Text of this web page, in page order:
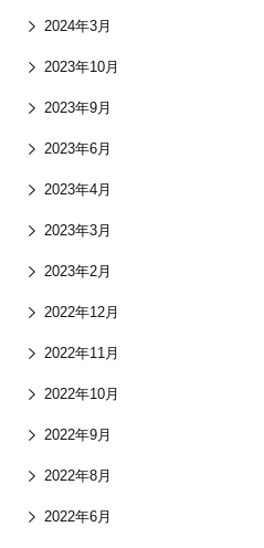
2024年3月
2023年10月
2023年9月
2023年6月
2023年4月
2023年3月
2023年2月
2022年12月
2022年11月
2022年10月
2022年9月
2022年8月
2022年6月